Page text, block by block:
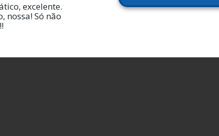
excelente.
nossa! Só não